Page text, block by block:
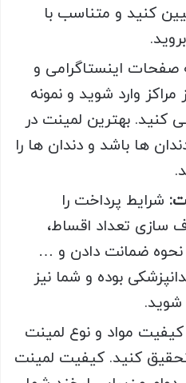
کنید و متناسب با
صفحات اینستاگرامی و
وارد شوید و نمونه
کنید. بهترین لمینت در
ها باشد و دندان ها را
شرایط پرداخت را
سازی تعداد اقساط،
ضمانت دادن و …
بوده و شما نیز
شوید.
کیفیت مواد و نوع لمینت
کنید. کیفیت لمینت